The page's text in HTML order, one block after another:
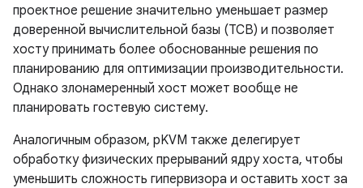
проектное решение значительно уменьшает размер
доверенной вычислительной базы (TCB) и позволяет
хосту принимать более обоснованные решения по
планированию для оптимизации производительности.
Однако злонамеренный хост может вообще не
планировать гостевую систему.
Аналогичным образом, pKVM также делегирует
обработку физических прерываний ядру хоста, чтобы
уменьшить сложность гипервизора и оставить хост за